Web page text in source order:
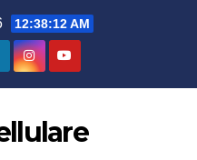
12:38:13 AM